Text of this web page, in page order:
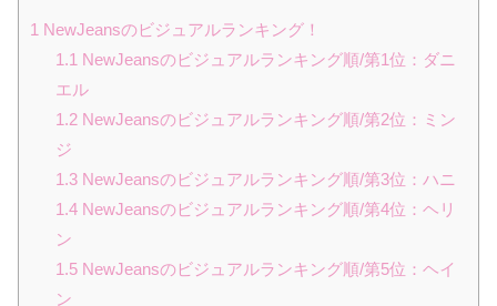
1 NewJeansのビジュアルランキング！
1.1 NewJeansのビジュアルランキング順/第1位：ダニ
エル
1.2NewJeansのビジュアルランキング順/第2位：ミン
ジ
1.3NewJeansのビジュアルランキング順/第3位：ハニ
1.4NewJeansのビジュアルランキング順/第4位：ヘリ
ン
1.5NewJeansのビジュアルランキング順/第5位：ヘイ
ン